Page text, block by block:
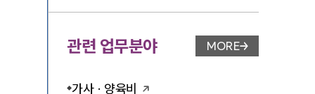
관련 업무분야 업무분야 페이지 이
MORE
가사 · 양육비